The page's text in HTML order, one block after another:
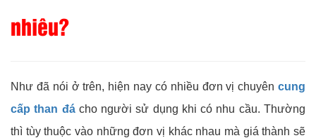
nhiêu?
Như đã nói ở trên, hiện nay có nhiều đơn vị chuyên cung
cấp than đácho người sử dụng khi có nhu cầu. Thường
thì tùy thuộc vào những đơn vị khác nhau mà giá thành sẽ